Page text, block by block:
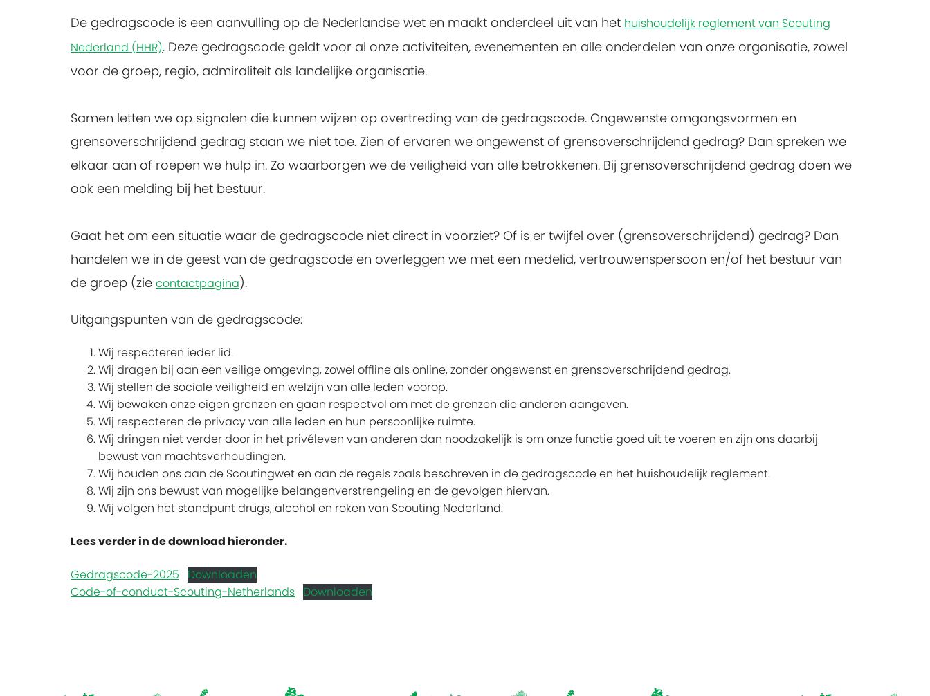
De gedragscode is een aanvulling op de Nederlandse wet en maakt onderdeel uit van het huishoudelijk reglement van Scouting
Nederland (HHR). Deze gedragscode geldt voor al onze activiteiten, evenementen en alle onderdelen van onze organisatie, zowel
voor de groep, regio, admiraliteit als landelijke organisatie.
Samen letten we op signalen die kunnen wijzen op overtreding van de gedragscode. Ongewenste omgangsvormen en
grensoverschrijdend gedrag staan we niet toe. Zien of ervaren we ongewenst of grensoverschrijdend gedrag? Dan spreken we
elkaar aan of roepen we hulp in. Zo waarborgen we de veiligheid van alle betrokkenen. Bij grensoverschrijdend gedrag doen we
ook een melding bij het bestuur.
Gaat het om een situatie waar de gedragscode niet direct in voorziet? Of is er twijfel over (grensoverschrijdend) gedrag? Dan
handelen we in de geest van de gedragscode en overleggen we met een medelid, vertrouwenspersoon en/of het bestuur van
de groep (zie contactpagina).
Uitgangspunten van de gedragscode:
Wij respecteren ieder lid.
Wij dragen bij aan een veilige omgeving, zowel offline als online, zonder ongewenst en grensoverschrijdend gedrag.
Wij stellen de sociale veiligheid en welzijn van alle leden voorop.
Wij bewaken onze eigen grenzen en gaan respectvol om met de grenzen die anderen aangeven.
Wij respecteren de privacy van alle leden en hun persoonlijke ruimte.
Wij dringen niet verder door in het privéleven van anderen dan noodzakelijk is om onze functie goed uit te voeren en zijn ons daarbij
bewust van machtsverhoudingen.
Wij houden ons aan de Scoutingwet en aan de regels zoals beschreven in de gedragscode en het huishoudelijk reglement.
Wij zijn ons bewust van mogelijke belangenverstrengeling en de gevolgen hiervan.
Wij volgen het standpunt drugs, alcohol en roken van Scouting Nederland.
Lees verder in de download hieronder.
Gedragscode-2025
Downloaden
Code-of-conduct-Scouting-Netherlands Downloaden